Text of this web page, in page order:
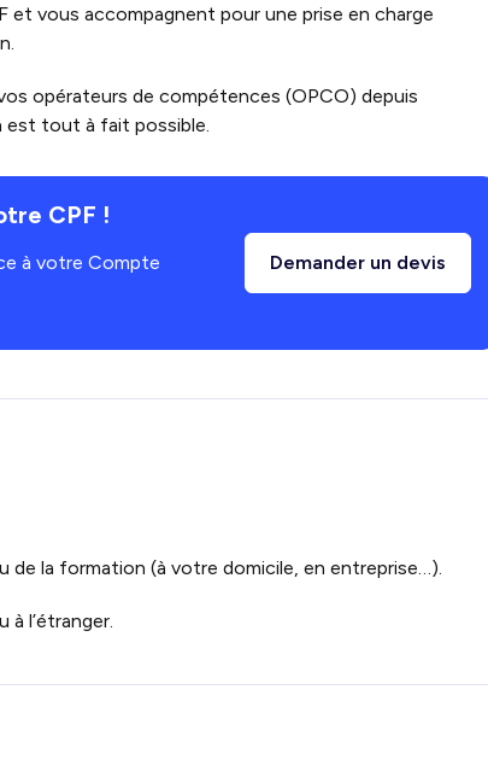
vous accompagnent pour une prise en charge
opérateurs de compétences (OPCO) depuis
est tout à fait possible.
CPF !
à votre Compte
Demander un devis
de la formation (à votre domicile, en entreprise…).
à l’étranger.